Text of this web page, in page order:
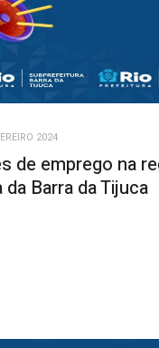
2024
de emprego na
Barra da Tijuca